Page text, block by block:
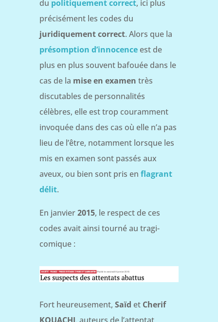
du politiquement correct, ici plus
précisément les codes du
juridiquement correct. Alors que la
présomption d’innocenceest de
plus en plus souvent bafouée dans le
cas de la mise en examen très
discutables de personnalités
célèbres, elle est trop couramment
invoquée dans des cas où elle n’a pas
lieu de l’être, notamment lorsque les
mis en examen sont passés aux
aveux, ou bien sont pris en flagrant
délit.
En janvier2015, le respect de ces
codes avait ainsi tourné au tragi-
comique :
Fort heureusement, Saïd et Cherif